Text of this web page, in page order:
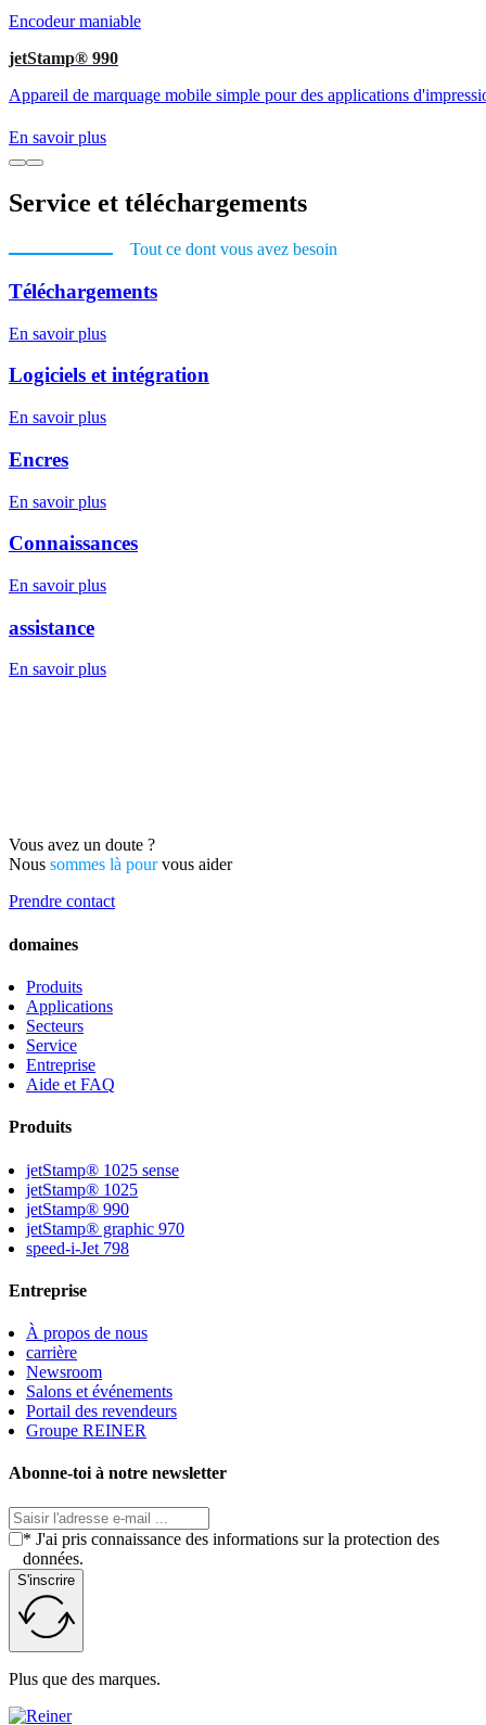
Encodeur maniable
jetStamp® 990
Appareil de marquage mobile simple pour des applications
En savoir plus
Service et téléchargements
Tout ce dont vous avez besoin
Téléchargements
En savoir plus
Logiciels et intégration
En savoir plus
Encres
En savoir plus
Connaissances
En savoir plus
assistance
En savoir plus
Vous avez un doute ?
Nous sommes là pourvous aider
Prendre contact
domaines
Produits
Applications
Secteurs
Service
Entreprise
Aide et FAQ
Produits
jetStamp® 1025 sense
jetStamp® 1025
jetStamp® 990
jetStamp® graphic 970
speed-i-Jet 798
Entreprise
À propos de nous
carrière
Newsroom
Salons et événements
Portail des revendeurs
Groupe REINER
Abonne-toi à notre newsletter
* J'ai pris connaissance des informations sur la protection des
données.
S'inscrire
Plus que des marques.